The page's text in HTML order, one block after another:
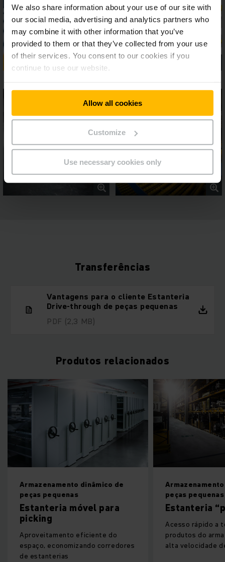
We also share information about your use of our site with
our social media, advertising and analytics partners who
may combine it with other information that you’ve
provided to them or that they’ve collected from your use
of their services. You consent to our cookies if you
continue to use our website.
Allow all cookies
Customize
Use necessary cookies only
Transferências
Vantagens para o cliente Estanteria
Drive-through de peças pequenas
PDF (2,3 MB)
Produtos relacionados
Armazenamento dinâmico de
peças pequenas
Estanteria móvel para
picking
Aproveitamento eficiente do
espaço, economizando corredores
de estanterias
Armazenamento
peças pequenas
Estanteria
Acesso rápido a
produtos do
alta velocidade de